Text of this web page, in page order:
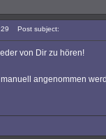
Post subject:
von Dir zu hören!
angenommen